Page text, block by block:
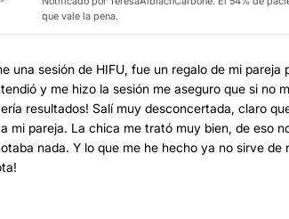
que vale la pena.
sesión de HIFU, fue un regalo de mi pareja
y me hizo la sesión me aseguro que si no
resultados! Salí muy desconcertada, claro
mi pareja. La chica me trató muy bien, de eso
nada. Y lo que me he hecho ya no sirve de